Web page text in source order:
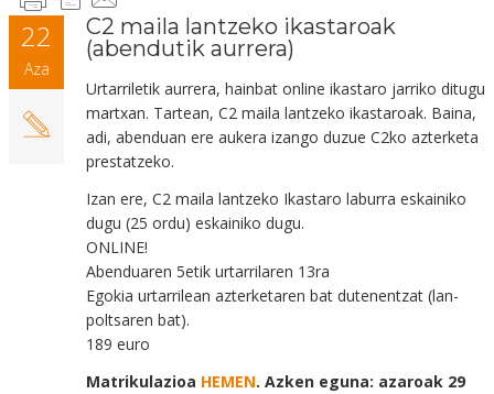
22
Aza
C2 maila lantzeko ikastaroak
(abendutik aurrera)
Urtarriletik aurrera, hainbat online ikastaro jarriko ditugu
martxan. Tartean, C2 maila lantzeko ikastaroak. Baina,
adi, abenduan ere aukera izango duzue C2ko azterketa
prestatzeko.
Izan ere, C2 maila lantzeko Ikastaro laburra eskainiko
dugu (25 ordu) eskainiko dugu.
ONLINE!
Abenduaren 5etik urtarrilaren 13ra
Egokia urtarrilean azterketaren bat dutenentzat (lan-
poltsaren bat).
189 euro
Matrikulazioa HEMEN. Azken eguna: azaroak 29